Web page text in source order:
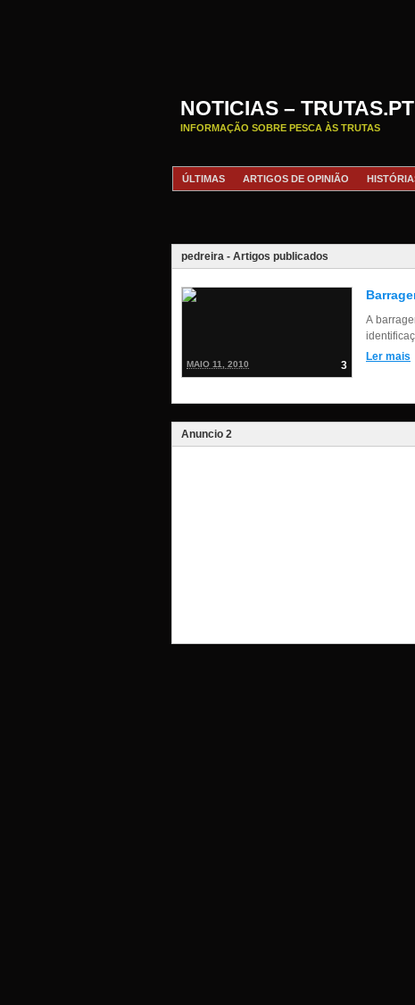
NOTICIAS – TRUTAS.PT
INFORMAÇÃO SOBRE PESCA ÀS TRUTAS
ÚLTIMAS
ARTIGOS DE OPINIÃO
pedreira - Artigos publicados
3
MAIO 11, 2010
A
Ler mais
Anuncio 2